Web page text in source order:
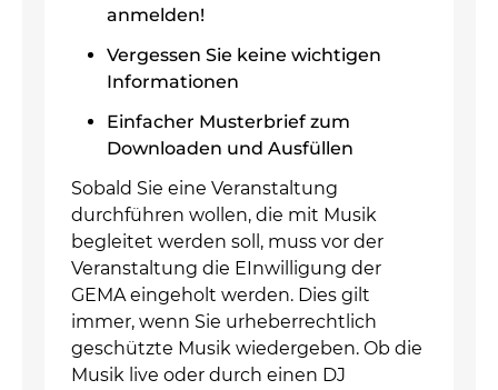
anmelden!
Vergessen Sie keine wichtigen
Informationen
Einfacher Musterbrief zum
Downloaden und Ausfüllen
Sobald Sie eine Veranstaltung
durchführen wollen, die mit Musik
begleitet werden soll, muss vor der
Veranstaltung die EInwilligung der
GEMA eingeholt werden. Dies gilt
immer, wenn Sie urheberrechtlich
geschützte Musik wiedergeben. Ob die
Musik live oder durch einen DJ